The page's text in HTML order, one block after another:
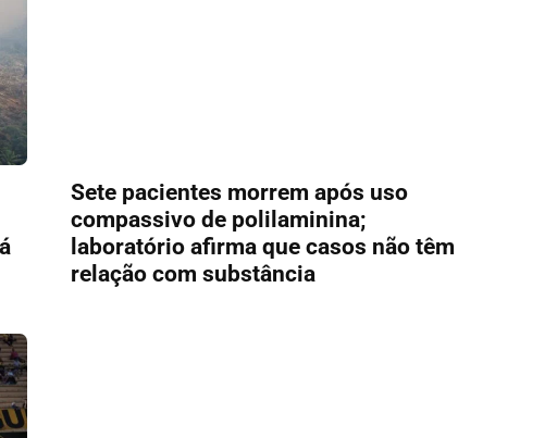
Sete pacientes morrem após uso
compassivo de polilaminina;
laboratório afirma que casos não têm
relação com substância